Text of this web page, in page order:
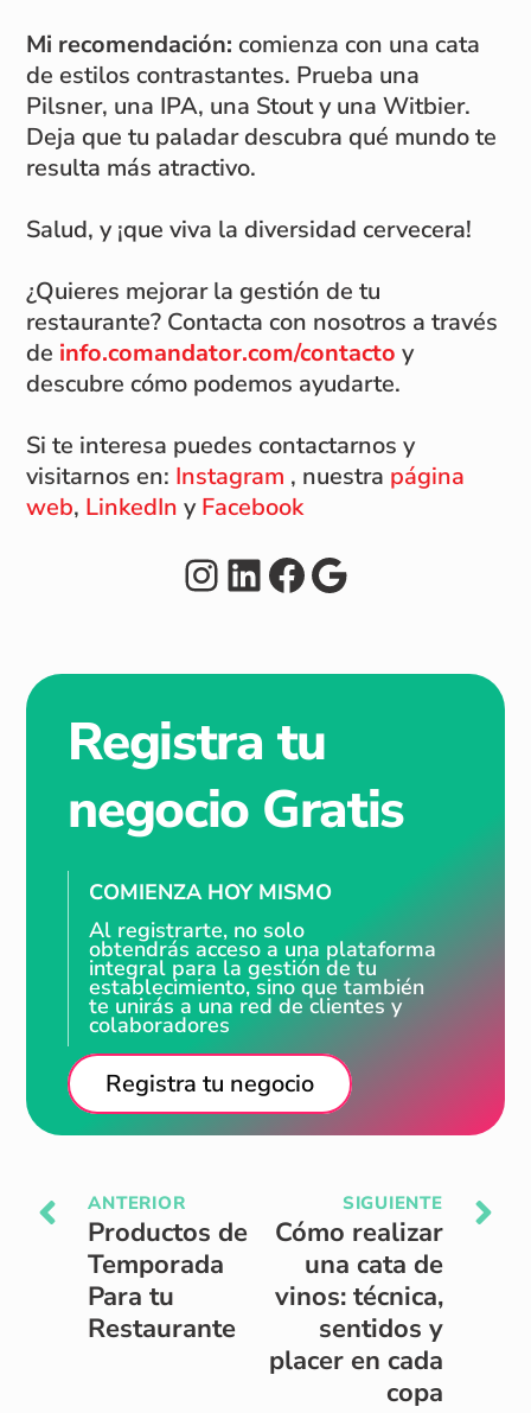
Mi recomendación: comienza con una cata
de estilos contrastantes. Prueba una
Pilsner, una IPA, una Stout y una Witbier.
Deja que tu paladar descubra qué mundo te
resulta más atractivo.
Salud, y ¡que viva la diversidad cervecera!
¿Quieres mejorar la gestión de tu
restaurante? Contacta con nosotros a través
de info.comandator.com/contacto y
descubre cómo podemos ayudarte.
Si te interesa puedes contactarnos y
visitarnos en: Instagram , nuestra página
web, LinkedIn yFacebook
Instagram
LinkedIn
Facebook
Google
Registra tu
negocio Gratis
COMIENZA HOY MISMO
Al registrarte, no solo
obtendrás acceso a una plataforma
integral para la gestión de tu
establecimiento, sino que también
te unirás a una red de clientes y
colaboradores
Registra tu negocio
ANTERIOR
Productos de
Temporada
Para tu
Restaurante
SIGUIENTE
Cómo realizar
una cata de
vinos: técnica,
sentidos y
placer en cada
copa